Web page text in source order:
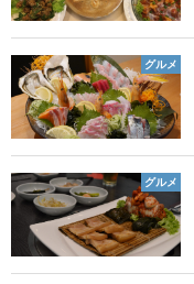
グルメ
グルメ